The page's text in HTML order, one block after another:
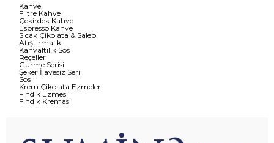
Kahve
Filtre Kahve
Çekirdek Kahve
Espresso Kahve
Sıcak Çikolata & Salep
Atıştırmalık
Kahvaltılık Sos
Reçeller
Gurme Serisi
Şeker İlavesiz Seri
Sos
Krem Çikolata Ezmeler
Fındık Ezmesi
Fındık Kreması